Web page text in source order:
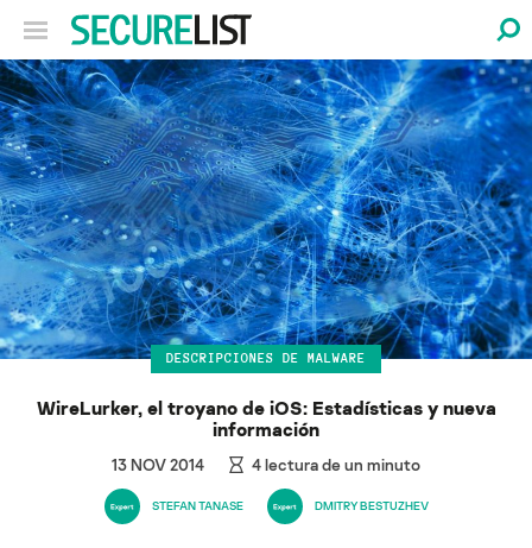
DESCRIPCIONES DE MALWARE
WireLurker, el troyano de iOS: Estadísticas y nueva
información
13 NOV 2014 4lectura de un minuto
STEFAN TANASE DMITRY BESTUZHEV